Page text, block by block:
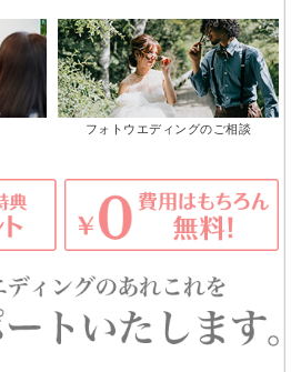
フォトウエディングのご相談